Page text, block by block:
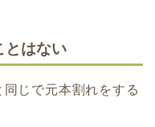
とはない
じで元本割れをする